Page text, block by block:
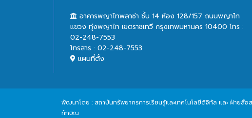
อาคารพญาไทพลาซ่า ชั้น 14 ห้อง 128/157 ถนนพญาไท
แขวง ทุ่งพญาไท เขตราชเทวี กรุงเทพมหานคร 10400 โทร :
02-248-7553
โทรสาร : 02-248-7553
แผนที่ตั้ง
พัฒนาโดย : สถาบันทรัพยากรการเรียนรู้และเทคโนโลยีดิจิทัล และ ฝ่ายสื่
ทักษิณ